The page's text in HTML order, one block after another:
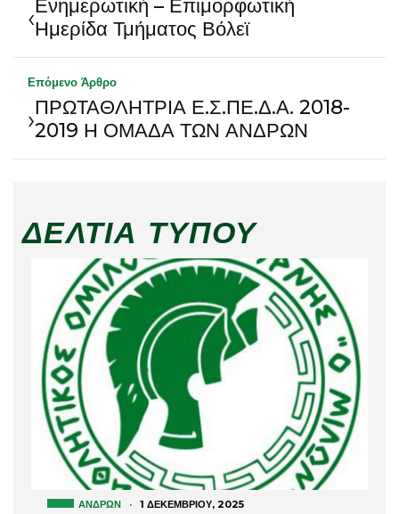
‹Ενημερωτική – Επιμορφωτική
Ημερίδα Τμήματος Βόλεϊ
Επόμενο Άρθρο
›ΠΡΩΤΑΘΛΗΤΡΙΑ Ε.Σ.ΠΕ.Δ.Α. 2018-
2019 Η ΟΜΑΔΑ ΤΩΝ ΑΝΔΡΩΝ
ΔΕΛΤΊΑ ΤΎΠΟΥ
ΑΝΔΡΏΝ · 1 ΔΕΚΕΜΒΡΊΟΥ, 2025